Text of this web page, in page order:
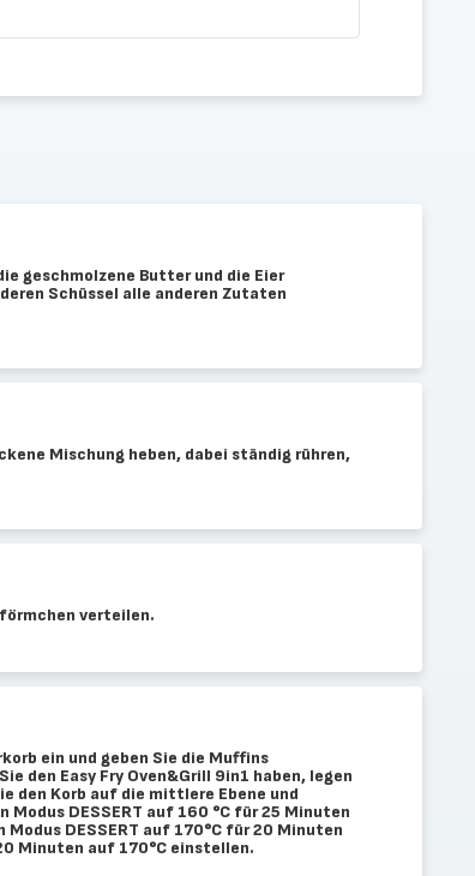
geschmolzene Butter und die Eier
Schüssel alle anderen Zutaten
Mischung heben, dabei ständig rühren,
verteilen.
ein und geben Sie die Muffins
den Easy Fry Oven&Grill 9in1 haben, legen
den Korb auf die mittlere Ebene und
Modus DESSERT auf 160 °C für 25 Minuten
DESSERT auf 170°C für 20 Minuten
Minuten auf 170°C einstellen.